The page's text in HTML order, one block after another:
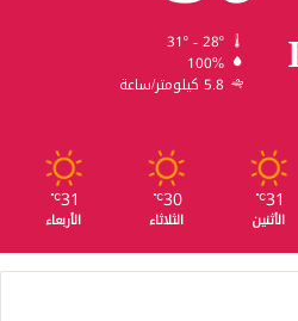
31º - 28º
100%
5.8 كيلومتر/ساعة
31
℃
الأثنين
30
℃
الثلاثاء
31
℃
الأربعاء